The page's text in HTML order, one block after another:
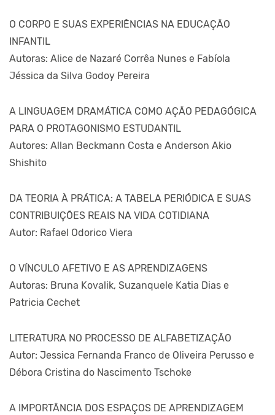
O CORPO E SUAS EXPERIÊNCIAS NA EDUCAÇÃO
INFANTIL
Autoras: Alice de Nazaré Corrêa Nunes e Fabíola
Jéssica da Silva Godoy Pereira
A LINGUAGEM DRAMÁTICA COMO AÇÃO PEDAGÓGICA
PARA O PROTAGONISMO ESTUDANTIL
Autores: Allan Beckmann Costa e Anderson Akio
Shishito
DA TEORIA À PRÁTICA: A TABELA PERIÓDICA E SUAS
CONTRIBUIÇÕES REAIS NA VIDA COTIDIANA
Autor: Rafael Odorico Viera
O VÍNCULO AFETIVO E AS APRENDIZAGENS
Autoras: Bruna Kovalik, Suzanquele Katia Dias e
Patricia Cechet
LITERATURA NO PROCESSO DE ALFABETIZAÇÃO
Autor: Jessica Fernanda Franco de Oliveira Perusso e
Débora Cristina do Nascimento Tschoke
A IMPORTÂNCIA DOS ESPAÇOS DE APRENDIZAGEM